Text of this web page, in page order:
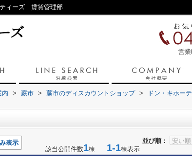
ティーズ 賃貸管理部
営
内 > 蕨市 > 蕨市のディスカウントショップ > ドン・キホー
並び順：
表示
該当公開件数1棟 1-1棟表示